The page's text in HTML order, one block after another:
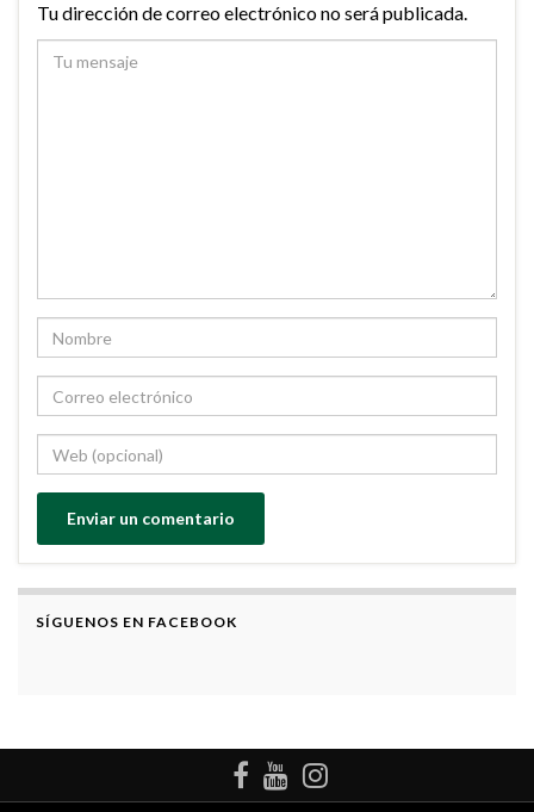
Tu dirección de correo electrónico no será publicada.
SÍGUENOS EN FACEBOOK